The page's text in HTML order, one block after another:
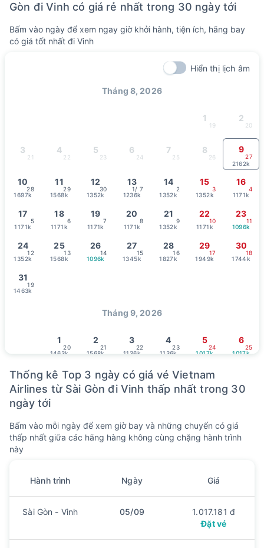
Gòn đi Vinh có giá rẻ nhất trong 30 ngày tới
Bấm vào ngày để xem ngay giờ khởi hành, tiện ích, hãng bay
có giá tốt nhất đi Vinh
Hiển thị lịch âm
Tháng 8, 2026
1
19
2
20
3
21
4
22
5
23
6
24
7
25
8
26
9
2162k
27
10
1697k
28
11
1568k
29
12
1352k
30
13
1236k
1/ 7
14
1352k
2
15
1352k
3
16
1171k
4
17
1171k
5
18
1171k
6
19
1171k
7
20
1171k
8
21
1352k
9
22
1171k
10
23
1096k
11
24
1352k
12
25
1568k
13
26
1096k
14
27
1345k
15
28
1827k
16
29
1949k
17
30
1744k
18
31
1463k
19
Tháng 9, 2026
1
1463k
20
2
1568k
21
3
1136k
22
4
1136k
23
5
1017k
24
6
1017k
25
7
1017k
26
8
1017k
27
9
1017k
28
10
1017k
29
11
1017k
1 / 8
12
1017k
2
1017k
14
4
21
1017k
11
22
12
23
13
24
14
25
15
26
16
27
1017k 1017k
3
Thống kê Top 3 ngày có giá vé Vietnam
Airlines từ Sài Gòn đi Vinh thấp nhất trong 30
ngày tới
Bấm vào mỗi ngày để xem giờ bay và những chuyến có giá
thấp nhất giữa các hãng hàng không cùng chặng hành trình
này
Hành trình Ngày Giá
Sài Gòn - Vinh 05/09
1.017.181 đ
Đặt vé